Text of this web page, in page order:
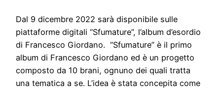
Dal 9 dicembre 2022 sarà disponibile sulle
piattaforme digitali “Sfumature”, l’album d’esordio
di Francesco Giordano. “Sfumature” è il primo
album di Francesco Giordano ed è un progetto
composto da 10 brani, ognuno dei quali tratta
una tematica a se. L’idea è stata concepita come